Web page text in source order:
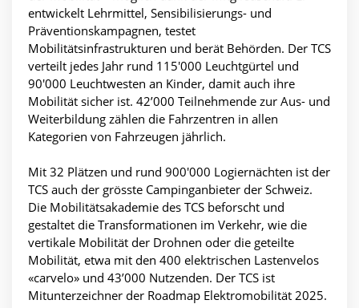
entwickelt Lehrmittel, Sensibilisierungs- und
Präventionskampagnen, testet
Mobilitätsinfrastrukturen und berät Behörden. Der TCS
verteilt jedes Jahr rund 115'000 Leuchtgürtel und
90'000 Leuchtwesten an Kinder, damit auch ihre
Mobilität sicher ist. 42’000 Teilnehmende zur Aus- und
Weiterbildung zählen die Fahrzentren in allen
Kategorien von Fahrzeugen jährlich.
Mit 32 Plätzen und rund 900'000 Logiernächten ist der
TCS auch der grösste Campinganbieter der Schweiz.
Die Mobilitätsakademie des TCS beforscht und
gestaltet die Transformationen im Verkehr, wie die
vertikale Mobilität der Drohnen oder die geteilte
Mobilität, etwa mit den 400 elektrischen Lastenvelos
«carvelo» und 43’000 Nutzenden. Der TCS ist
Mitunterzeichner der Roadmap Elektromobilität 2025.